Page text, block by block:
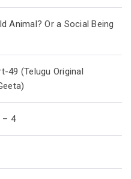
Animal? Or a Social Being
49 (Telugu Original
– 4